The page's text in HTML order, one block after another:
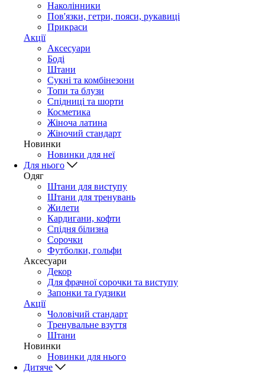
Наколінники
Пов'язки, гетри, пояси, рукавиці
Прикраси
Акції
Аксесуари
Боді
Штани
Сукні та комбінезони
Топи та блузи
Спідниці та шорти
Косметика
Жіноча латина
Жіночий стандарт
Новинки
Новинки для неї
Для нього
Одяг
Штани для виступу
Штани для тренувань
Жилети
Кардигани, кофти
Спідня білизна
Сорочки
Футболки, гольфи
Аксесуари
Декор
Для фрачної сорочки та виступу
Запонки та ґудзики
Акції
Чоловічий стандарт
Тренувальне взуття
Штани
Новинки
Новинки для нього
Дитяче